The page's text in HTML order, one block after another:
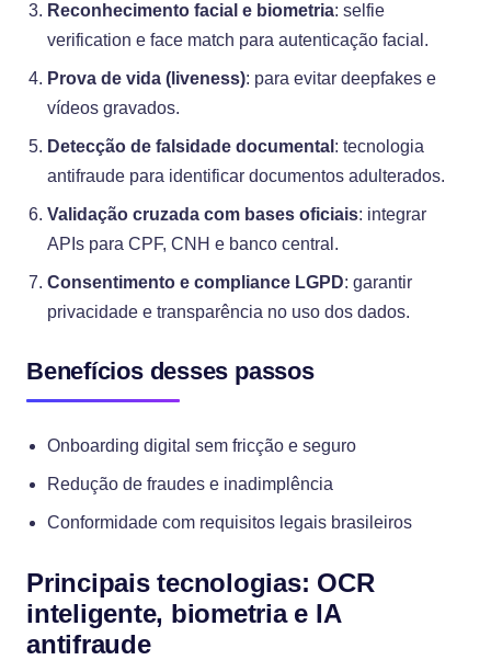
Reconhecimento facial e biometria: selfie
verification e face match para autenticação facial.
Prova de vida (liveness): para evitar deepfakes e
vídeos gravados.
Detecção de falsidade documental : tecnologia
antifraude para identificar documentos adulterados.
Validação cruzada com bases oficiais: integrar
APIs para CPF, CNH e banco central.
Consentimento e compliance LGPD: garantir
privacidade e transparência no uso dos dados.
Benefícios desses passos
Onboarding digital sem fricção e seguro
Redução de fraudes e inadimplência
Conformidade com requisitos legais brasileiros
Principais tecnologias: OCR
inteligente, biometria e IA
antifraude